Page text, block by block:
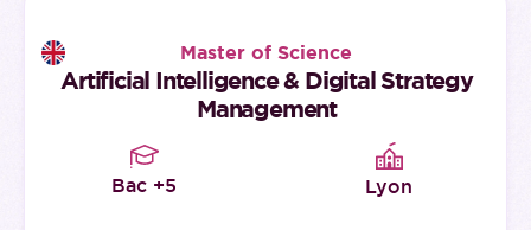
Master of Science
Artificial Intelligence & Digital Strategy
Management
Bac +5 Lyon